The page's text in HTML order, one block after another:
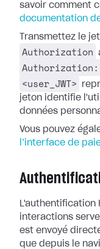
savoir comment
documentation
Transmettez le
Authorization
Authorization:
<user_JWT>
jeton identifie
données
Vous pouvez
l’interface de
L'authentification
interactions
est envoyé
que depuis le